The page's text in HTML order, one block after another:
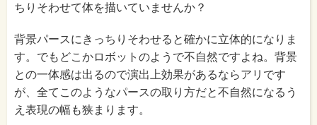
ちりそわせて体を描いていませんか？
背景パースにきっちりそわせると確かに立体的になりま
す。でもどこかロボットのようで不自然ですよね。背景
との一体感は出るので演出上効果があるならアリです
が、全てこのようなパースの取り方だと不自然になるう
え表現の幅も狭まります。